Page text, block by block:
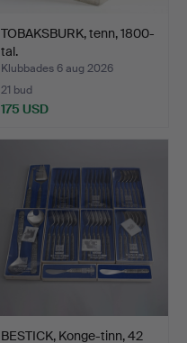
TOBAKSBURK, tenn, 1800-
tal.
Klubbades 6 aug 2026
21 bud
175 USD
BESTICK, Konge-tinn, 42